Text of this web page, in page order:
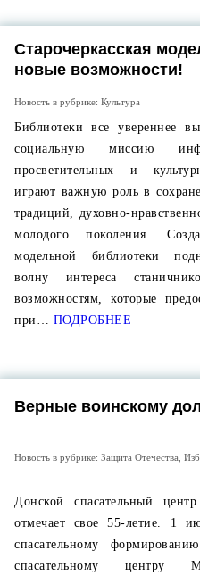
Старочеркасская
новые возможности!
Новость в рубрике:Культура
Библиотеки все увереннее
социальную миссию
просветительных и
играют важную роль в
традиций, духовно-
молодого поколения.
модельной библиотеки
волну интереса
возможностям, которые
при… ПОДРОБНЕЕ
Верные воинскому
Новость в рубрике:Защита Отечества ,
Донской спасательный
отмечает свое 55-летие. 1
спасательному
спасательному центру